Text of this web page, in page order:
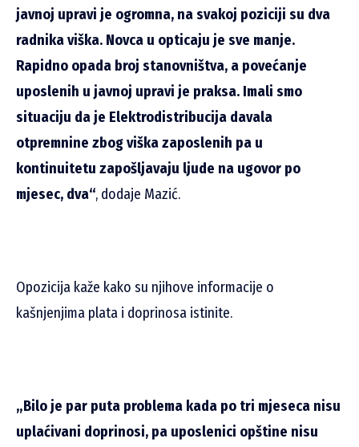
javnoj upravi je ogromna, na svakoj poziciji su dva
radnika viška. Novca u opticaju je sve manje.
Rapidno opada broj stanovništva, a povećanje
uposlenih u javnoj upravi je praksa. Imali smo
situaciju da je Elektrodistribucija davala
otpremnine zbog viška zaposlenih pa u
kontinuitetu zapošljavaju ljude na ugovor po
mjesec, dva“, dodaje Mazić.
Opozicija kaže kako su njihove informacije o
kašnjenjima plata i doprinosa istinite.
„Bilo je par puta problema kada po tri mjeseca nisu
uplaćivani doprinosi, pa uposlenici opštine nisu